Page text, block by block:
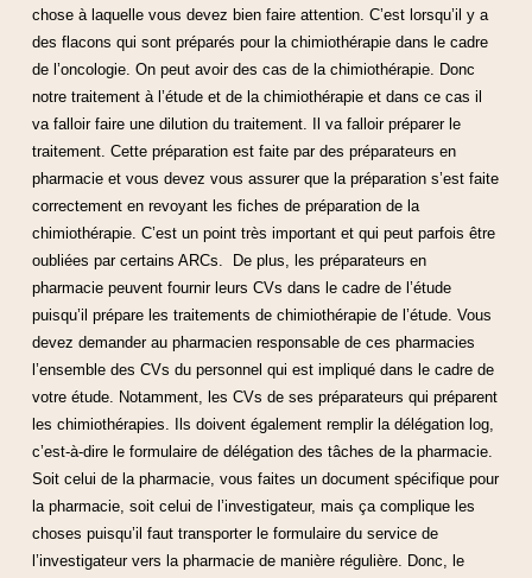
chose à laquelle vous devez bien faire attention. C’est lorsqu’il y a
des flacons qui sont préparés pour la chimiothérapie dans le cadre
de l’oncologie. On peut avoir des cas de la chimiothérapie. Donc
notre traitement à l’étude et de la chimiothérapie et dans ce cas il
va falloir faire une dilution du traitement. Il va falloir préparer le
traitement. Cette préparation est faite par des préparateurs en
pharmacie et vous devez vous assurer que la préparation s’est faite
correctement en revoyant les fiches de préparation de la
chimiothérapie. C’est un point très important et qui peut parfois être
oubliées par certains ARCs. De plus, les préparateurs en
pharmacie peuvent fournir leurs CVs dans le cadre de l’étude
puisqu’il prépare les traitements de chimiothérapie de l’étude. Vous
devez demander au pharmacien responsable de ces pharmacies
l’ensemble des CVs du personnel qui est impliqué dans le cadre de
votre étude. Notamment, les CVs de ses préparateurs qui préparent
les chimiothérapies. Ils doivent également remplir la délégation log,
c’est-à-dire le formulaire de délégation des tâches de la pharmacie.
Soit celui de la pharmacie, vous faites un document spécifique pour
la pharmacie, soit celui de l’investigateur, mais ça complique les
choses puisqu’il faut transporter le formulaire du service de
l’investigateur vers la pharmacie de manière régulière. Donc, le